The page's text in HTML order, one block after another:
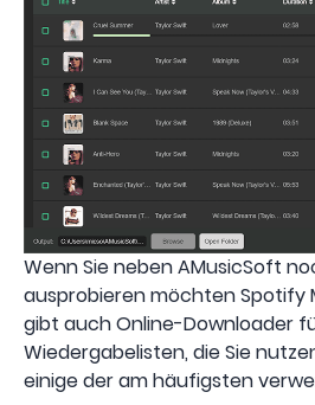
Wenn Sie neben AMusicSoft
ausprobieren möchten Spotify
gibt auch Online-Downloader
Wiedergabelisten, die Sie
einige der am häufigsten